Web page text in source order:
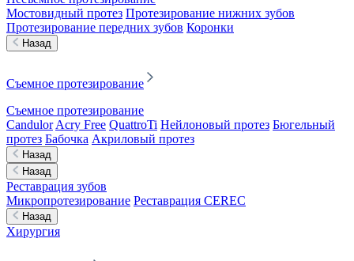
Мостовидный протез Протезирование нижних зубов
Протезирование передних зубов Коронки
Назад
Съемное протезирование
Съемное протезирование
Candulor Acry Free QuattroTi Нейлоновый протез Бюгельный
протез Бабочка Акриловый протез
Назад
Назад
Реставрация зубов
Микропротезирование Реставрация CEREC
Назад
Хирургия